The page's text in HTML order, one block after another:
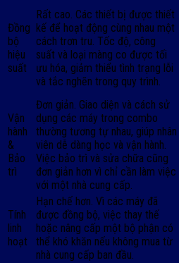
Đồng
bộ
hiệu
suất
Rất cao. Các thiết bị được thiết
kế để hoạt động cùng nhau một
cách trơn tru. Tốc độ, công
suất và loại màng co được tối
ưu hóa, giảm thiểu tình trạng lỗi
và tắc nghẽn trong quy trình.
Vận
hành
&
Bảo
trì
Đơn giản. Giao diện và cách sử
dụng các máy trong combo
thường tương tự nhau, giúp nhân
viên dễ dàng học và vận hành.
Việc bảo trì và sửa chữa cũng
đơn giản hơn vì chỉ cần làm việc
với một nhà cung cấp.
Tính
linh
hoạt
Hạn chế hơn. Vì các máy đã
được đồng bộ, việc thay thế
hoặc nâng cấp một bộ phận có
thể khó khăn nếu không mua từ
nhà cung cấp ban đầu.